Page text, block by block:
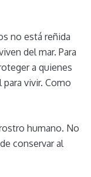
no está reñida
del mar. Para
a quienes
vivir. Como
humano. No
conservar al